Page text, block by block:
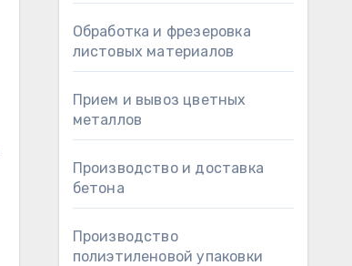
Обработка и фрезеровка
листовых материалов
Прием и вывоз цветных
металлов
Производство и доставка
бетона
Производство
полиэтиленовой упаковки